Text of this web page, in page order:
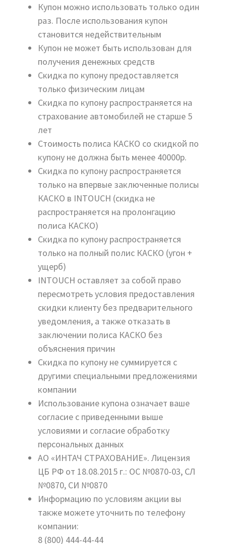
Купон можно использовать только один
раз. После использования купон
становится недействительным
Купон не может быть использован для
получения денежных средств
Скидка по купону предоставляется
только физическим лицам
Скидка по купону распространяется на
страхование автомобилей не старше 5
лет
Стоимость полиса КАСКО со скидкой по
купону не должна быть менее 40000р.
Скидка по купону распространяется
только на впервые заключенные полисы
КАСКО в INTOUCH (скидка не
распространяется на пролонгацию
полиса КАСКО)
Скидка по купону распространяется
только на полный полис КАСКО (угон +
ущерб)
INTOUCH оставляет за собой право
пересмотреть условия предоставления
скидки клиенту без предварительного
уведомления, а также отказать в
заключении полиса КАСКО без
объяснения причин
Скидка по купону не суммируется с
другими специальными предложениями
компании
Использование купона означает ваше
согласие с приведенными выше
условиями и согласие обработку
персональных данных
АО «ИНТАЧ СТРАХОВАНИЕ». Лицензия
ЦБ РФ от 18.08.2015 г.: ОС №0870-03, СЛ
№0870, СИ №0870
Информацию по условиям акции вы
также можете уточнить по телефону
компании:
8 (800) 444-44-44